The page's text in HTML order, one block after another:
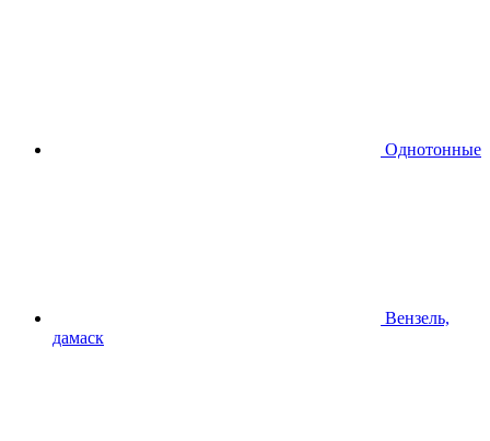
Однотонные
Вензель,
дамаск